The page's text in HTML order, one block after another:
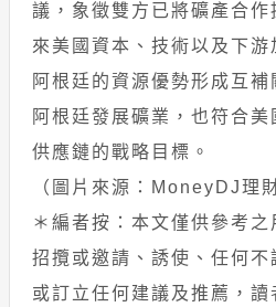
議，象徵雙方已將礦產合作
來美國資本、技術以及下
阿根廷的資源優勢形成互
阿根廷發展礦業，也符合美
供應鏈的戰略目標。
（圖片來源：MoneyDJ理
＊編者按：本文僅供參考之
招攬或邀請、誘使、任何
或訂立任何建議及推薦，